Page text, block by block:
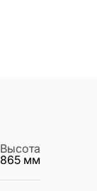
Высота
865 мм